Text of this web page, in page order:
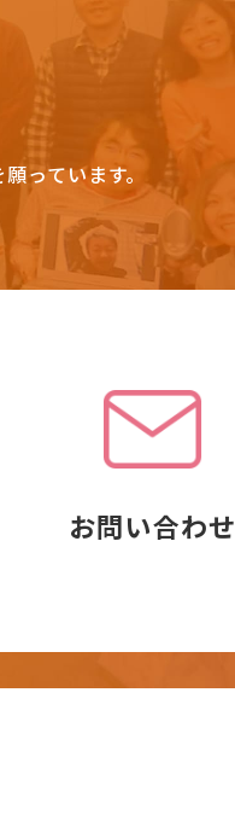
っています。
お問い合わせ